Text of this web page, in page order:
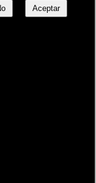
Aceptar
externos que
toda la
tu conocimiento